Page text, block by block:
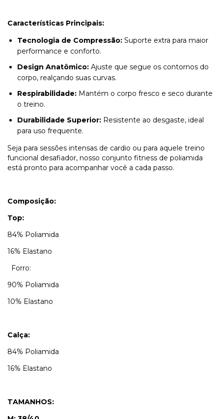
Características Principais:
Tecnologia de Compressão: Suporte extra para maior
performance e conforto.
Design Anatômico: Ajuste que segue os contornos do
corpo, realçando suas curvas.
Respirabilidade: Mantém o corpo fresco e seco durante
o treino.
Durabilidade Superior: Resistente ao desgaste, ideal
para uso frequente.
Seja para sessões intensas de cardio ou para aquele treino
funcional desafiador, nosso conjunto fitness de poliamida
está pronto para acompanhar você a cada passo.
Composição:
Top:
84% Poliamida
16% Elastano
Forro:
90% Poliamida
10% Elastano
Calça:
84% Poliamida
16% Elastano
TAMANHOS: